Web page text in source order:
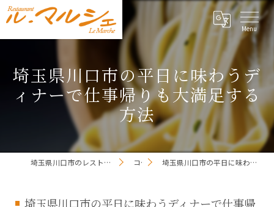
埼玉県川口市の平日に味わうデ
ィナーで仕事帰りも大満足する
方法
埼玉県川口市のレストランならレストラン ル・マルシェ コラム 埼玉県川口市の平日に味わうディナーで仕事帰りも大満足する方法
埼玉県川口市の平日に味わうディナーで仕事帰